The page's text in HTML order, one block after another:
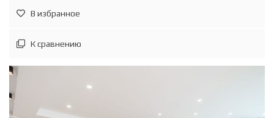
В избранное
К сравнению